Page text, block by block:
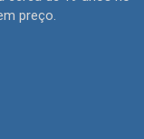
preço.